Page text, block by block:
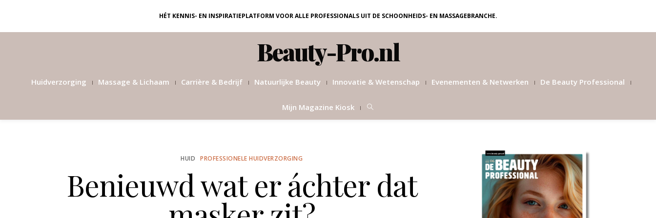
HÉT KENNIS- EN INSPIRATIEPLATFORM VOOR ALLE PROFESSIONALS UIT DE SCHOONHEIDS- EN MASSAGEBRANCHE.
Beauty-Pro.nl
Huidverzorging Massage & Lichaam Carrière & Bedrijf Natuurlijke Beauty Innovatie & Wetenschap Evenementen & Netwerken De Beauty Professional
Mijn Magazine Kiosk
HUID PROFESSIONELE HUIDVERZORGING
Benieuwd wat er áchter dat